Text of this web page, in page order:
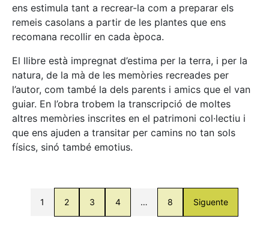
ens estimula tant a recrear-la com a preparar els
remeis casolans a partir de les plantes que ens
recomana recollir en cada època.
El llibre està impregnat d’estima per la terra, i per la
natura, de la mà de les memòries recreades per
l’autor, com també la dels parents i amics que el van
guiar. En l’obra trobem la transcripció de moltes
altres memòries inscrites en el patrimoni col·lectiu i
que ens ajuden a transitar per camins no tan sols
físics, sinó també emotius.
1 2 3 4 … 8 Siguente